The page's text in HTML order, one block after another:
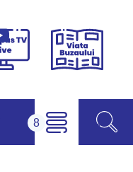
Campus
Viața